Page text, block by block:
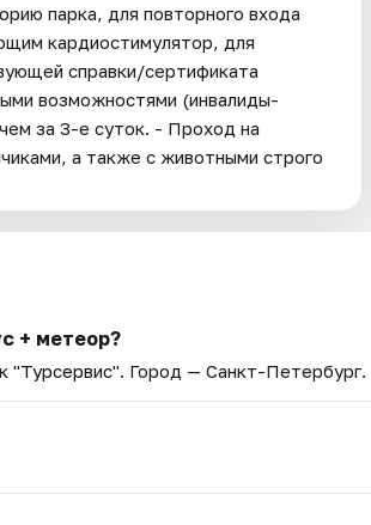
парка, для повторного входа
кардиостимулятор, для
справки/сертификата
возможностями (инвалиды-
за 3-е суток. - Проход на
а также с животными строго
+ метеор?
"Турсервис". Город — Санкт-Петербург.